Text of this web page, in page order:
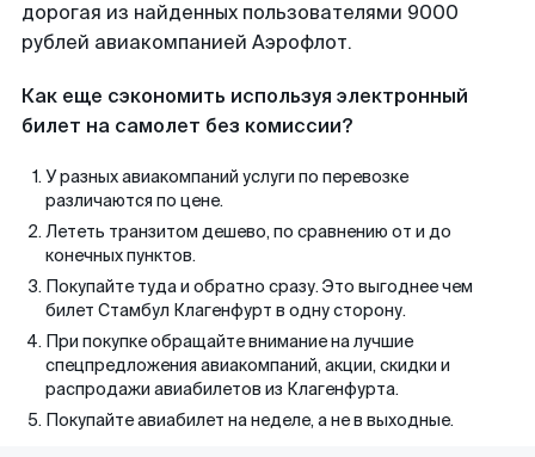
дорогая из найденных пользователями 9000
рублей авиакомпанией Аэрофлот.
Как еще сэкономить используя электронный
билет на самолет без комиссии?
У разных авиакомпаний услуги по перевозке
различаются по цене.
Лететь транзитом дешево, по сравнению от и до
конечных пунктов.
Покупайте туда и обратно сразу. Это выгоднее чем
билет Стамбул Клагенфурт в одну сторону.
При покупке обращайте внимание на лучшие
спецпредложения авиакомпаний, акции, скидки и
распродажи авиабилетов из Клагенфурта.
Покупайте авиабилет на неделе, а не в выходные.